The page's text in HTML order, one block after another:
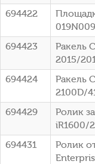
694422
694423
Ракель
2015/
694424
Ракель
2100D/
694429
Ролик
iR1600/
694431
Ролик